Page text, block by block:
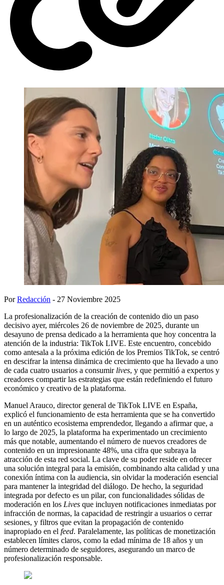
PorRedacción - 27 Noviembre 2025
La profesionalización de la creación de contenido dio un paso
decisivo ayer, miércoles 26 de noviembre de 2025, durante un
desayuno de prensa dedicado a la herramienta que hoy concentra la
atención de la industria: TikTok LIVE. Este encuentro, concebido
como antesala a la próxima edición de los Premios TikTok, se centró
en descifrar la intensa dinámica de crecimiento que ha llevado a uno
de cada cuatro usuarios a consumir lives, y que permitió a expertos y
creadores compartir las estrategias que están redefiniendo el futuro
económico y creativo de la plataforma.
Manuel Arauco, director general de TikTok LIVE en España,
explicó el funcionamiento de esta herramienta que se ha convertido
en un auténtico ecosistema emprendedor, llegando a afirmar que, a
lo largo de 2025, la plataforma ha experimentado un crecimiento
más que notable, aumentando el número de nuevos creadores de
contenido en un impresionante 48%, una cifra que subraya la
atracción de esta red social. La clave de su poder reside en ofrecer
una solución integral para la emisión, combinando alta calidad y una
conexión íntima con la audiencia, sin olvidar la moderación esencial
para mantener la integridad del diálogo. De hecho, la seguridad
integrada por defecto es un pilar, con funcionalidades sólidas de
moderación en los Lives que incluyen notificaciones inmediatas por
infracción de normas, la capacidad de restringir a usuarios o cerrar
sesiones, y filtros que evitan la propagación de contenido
inapropiado en el feed. Paralelamente, las políticas de monetización
establecen límites claros, como la edad mínima de 18 años y un
número determinado de seguidores, asegurando un marco de
profesionalización responsable.